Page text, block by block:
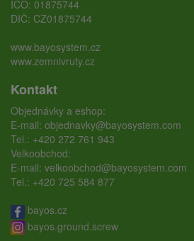
IČO: 01875744
DIČ: CZ01875744
www.bayosystem.cz
www.zemnivruty.cz
Kontakt
Objednávky a eshop:
E-mail: objednavky@bayosystem.com
Tel.: +420 272 761 943
Velkoobchod:
E-mail: velkoobchod@bayosystem.com
Tel.: +420 725 584 877
bayos.cz
bayos.ground.screw